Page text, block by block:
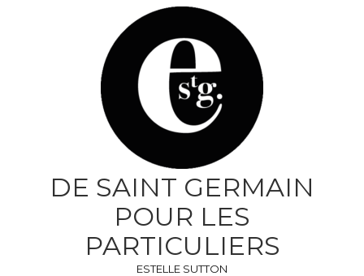
DE SAINT GERMAIN
POUR LES
PARTICULIERS
ESTELLE SUTTON